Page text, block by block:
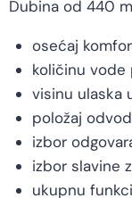
Dubina od 440
osećaj
količinu vode
visinu ulaska
položaj
izbor
izbor slavine
ukupnu